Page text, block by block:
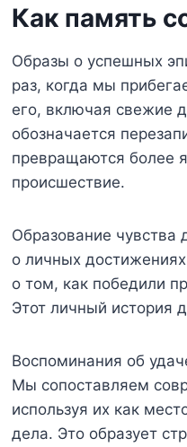
Как память
Образы о успешных
раз, когда мы
его, включая свежие
обозначается
превращаются более
происшествие.
Образование чувства
о личных
о том, как победили
Этот личный история
Воспоминания об
Мы сопоставляем
используя их как
дела. Это образует